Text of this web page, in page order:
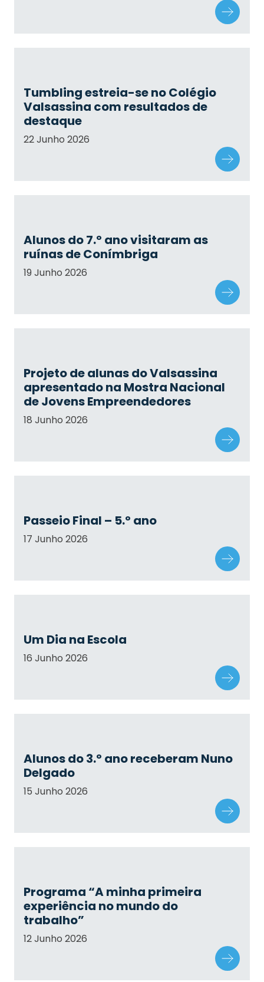
Tumbling estreia-se no Colégio
Valsassina com resultados de
destaque
22 Junho 2026
Alunos do 7.º ano visitaram as
ruínas de Conímbriga
19 Junho 2026
Projeto de alunas do Valsassina
apresentado na Mostra Nacional
de Jovens Empreendedores
18 Junho 2026
Passeio Final – 5.º ano
17 Junho 2026
Um Dia na Escola
16 Junho 2026
Alunos do 3.º ano receberam Nuno
Delgado
15 Junho 2026
Programa “A minha primeira
experiência no mundo do
trabalho”
12 Junho 2026